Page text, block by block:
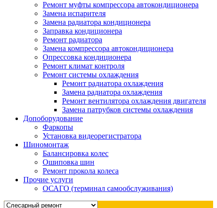
Ремонт муфты компрессора автокондиционера
Замена испарителя
Замена радиатора кондиционера
Заправка кондиционера
Ремонт радиатора
Замена компрессора автокондиционера
Опрессовка кондиционера
Ремонт климат контроля
Ремонт системы охлаждения
Ремонт радиатора охлаждения
Замена радиатора охлаждения
Ремонт вентилятора охлаждения двигателя
Замена патрубков системы охлаждения
Допоборудование
Фаркопы
Установка видеорегистратора
Шиномонтаж
Балансировка колес
Ошиповка шин
Ремонт прокола колеса
Прочие услуги
ОСАГО (терминал самообслуживания)